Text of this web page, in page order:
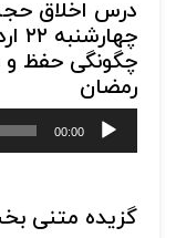
درس اخلاق
چگونگی حفظ و
رمضان
پخش‌کننده
صوت
00:00
گزیده متنی